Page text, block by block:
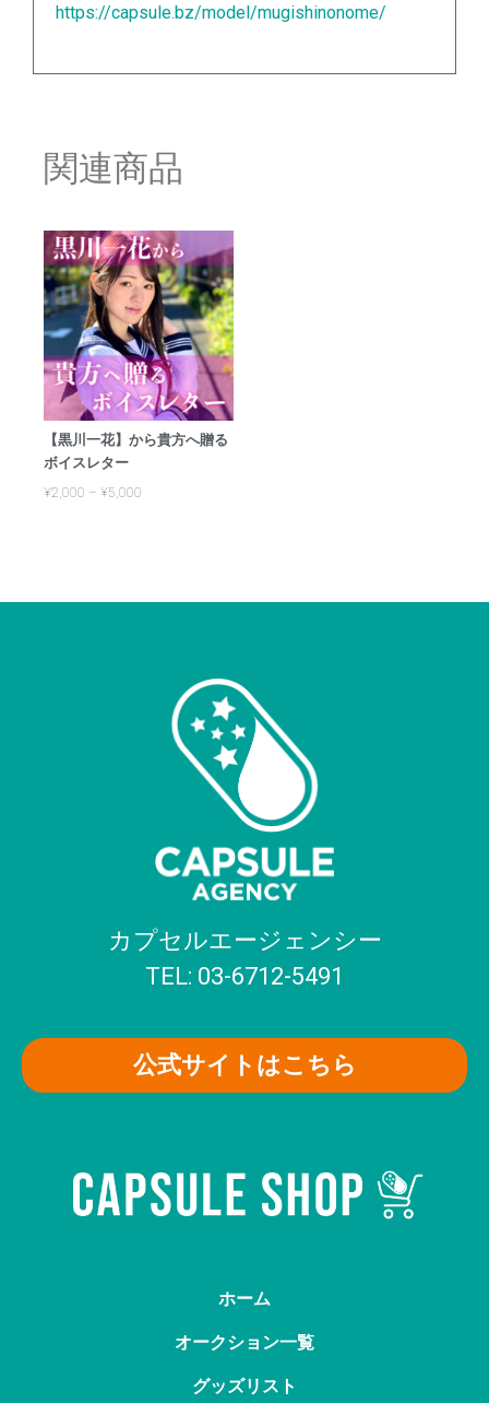
https://capsule.bz/model/mugishinonome/
関連商品
【黒川一花】から貴方へ贈る
ボイスレター
¥2,000 – ¥5,000
カプセルエージェンシー
TEL: 03-6712-5491
公式サイトはこちら
ホーム
オークション一覧
グッズリスト